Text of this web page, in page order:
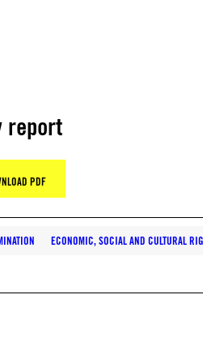
report
PDF
ECONOMIC, SOCIAL AND CULTURAL